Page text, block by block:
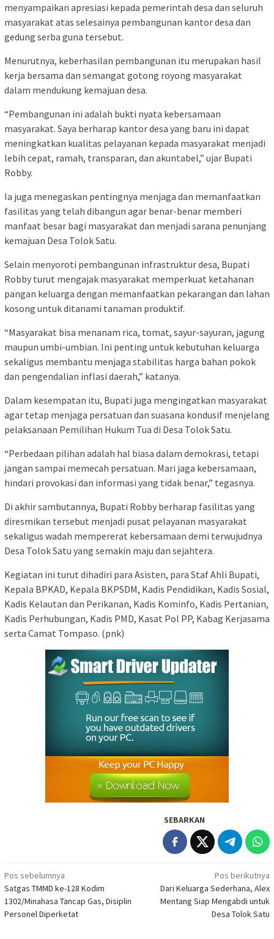
menyampaikan apresiasi kepada pemerintah desa dan seluruh
masyarakat atas selesainya pembangunan kantor desa dan
gedung serba guna tersebut.
Menurutnya, keberhasilan pembangunan itu merupakan hasil
kerja bersama dan semangat gotong royong masyarakat
dalam mendukung kemajuan desa.
“Pembangunan ini adalah bukti nyata kebersamaan
masyarakat. Saya berharap kantor desa yang baru ini dapat
meningkatkan kualitas pelayanan kepada masyarakat menjadi
lebih cepat, ramah, transparan, dan akuntabel,” ujar Bupati
Robby.
Ia juga menegaskan pentingnya menjaga dan memanfaatkan
fasilitas yang telah dibangun agar benar-benar memberi
manfaat besar bagi masyarakat dan menjadi sarana penunjang
kemajuan Desa Tolok Satu.
Selain menyoroti pembangunan infrastruktur desa, Bupati
Robby turut mengajak masyarakat memperkuat ketahanan
pangan keluarga dengan memanfaatkan pekarangan dan lahan
kosong untuk ditanami tanaman produktif.
“Masyarakat bisa menanam rica, tomat, sayur-sayuran, jagung
maupun umbi-umbian. Ini penting untuk kebutuhan keluarga
sekaligus membantu menjaga stabilitas harga bahan pokok
dan pengendalian inflasi daerah,” katanya.
Dalam kesempatan itu, Bupati juga mengingatkan masyarakat
agar tetap menjaga persatuan dan suasana kondusif menjelang
pelaksanaan Pemilihan Hukum Tua di Desa Tolok Satu.
“Perbedaan pilihan adalah hal biasa dalam demokrasi, tetapi
jangan sampai memecah persatuan. Mari jaga kebersamaan,
hindari provokasi dan informasi yang tidak benar,” tegasnya.
Di akhir sambutannya, Bupati Robby berharap fasilitas yang
diresmikan tersebut menjadi pusat pelayanan masyarakat
sekaligus wadah mempererat kebersamaan demi terwujudnya
Desa Tolok Satu yang semakin maju dan sejahtera.
Kegiatan ini turut dihadiri para Asisten, para Staf Ahli Bupati,
Kepala BPKAD, Kepala BKPSDM, Kadis Pendidikan, Kadis Sosial,
Kadis Kelautan dan Perikanan, Kadis Kominfo, Kadis Pertanian,
Kadis Perhubungan, Kadis PMD, Kasat Pol PP, Kabag Kerjasama
serta Camat Tompaso. (pnk)
SEBARKAN
Navigasi
pos
Pos sebelumnya
Satgas TMMD ke-128 Kodim
1302/Minahasa Tancap Gas, Disiplin
Personel Diperketat
Pos berikutnya
Dari Keluarga Sederhana, Alex
Mentang Siap Mengabdi untuk
Desa Tolok Satu